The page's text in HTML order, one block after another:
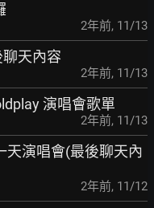
2年前, 11/13
天內容
2年前, 11/13
演唱會歌單
2年前, 11/13
天演唱會(最後聊天內
2年前, 11/12